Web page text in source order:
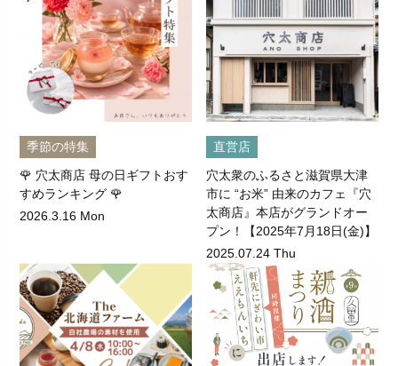
季節の特集
🌹 穴太商店 母の日ギフトおす
すめランキング 🌹
2026.3.16 Mon
直営店
穴太衆のふるさと滋賀県大津
市に “お米” 由来のカフェ『穴
太商店』本店がグランドオー
プン！【2025年7月18日(金)】
2025.07.24 Thu